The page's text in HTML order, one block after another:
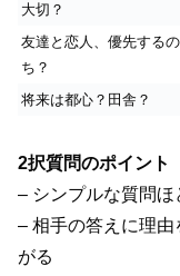
大切？
友達と恋人、優先する
ち？
将来は都心？田舎？
2択質問のポイント
– シンプルな質問
– 相手の答えに理
がる